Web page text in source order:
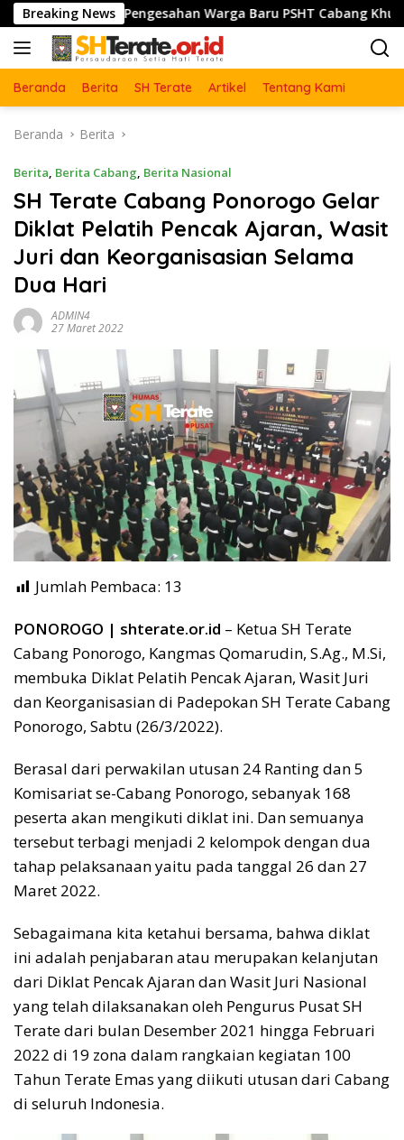
Langsung
ke
konten
Breaking News
Pengesahan Warga Baru PSHT Cabang Khusus Australia
Beranda Berita SH Terate Artikel Tentang Kami
Beranda Berita
Berita, Berita Cabang, Berita Nasional
SH Terate Cabang Ponorogo Gelar
Diklat Pelatih Pencak Ajaran, Wasit
Juri dan Keorganisasian Selama
Dua Hari
ADMIN4
27 Maret 2022
Jumlah Pembaca: 13
PONOROGO | shterate.or.id – Ketua SH Terate
Cabang Ponorogo, Kangmas Qomarudin, S.Ag., M.Si,
membuka Diklat Pelatih Pencak Ajaran, Wasit Juri
dan Keorganisasian di Padepokan SH Terate Cabang
Ponorogo, Sabtu (26/3/2022).
Berasal dari perwakilan utusan 24 Ranting dan 5
Komisariat se-Cabang Ponorogo, sebanyak 168
peserta akan mengikuti diklat ini. Dan semuanya
tersebut terbagi menjadi 2 kelompok dengan dua
tahap pelaksanaan yaitu pada tanggal 26 dan 27
Maret 2022.
Sebagaimana kita ketahui bersama, bahwa diklat
ini adalah penjabaran atau merupakan kelanjutan
dari Diklat Pencak Ajaran dan Wasit Juri Nasional
yang telah dilaksanakan oleh Pengurus Pusat SH
Terate dari bulan Desember 2021 hingga Februari
2022 di 19 zona dalam rangkaian kegiatan 100
Tahun Terate Emas yang diikuti utusan dari Cabang
di seluruh Indonesia.